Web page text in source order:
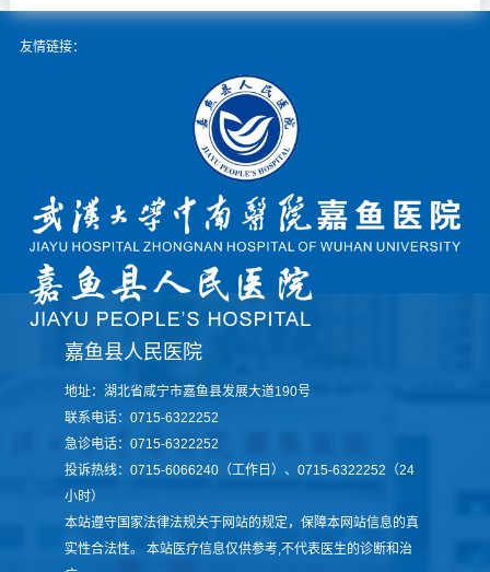
友情链接：
嘉鱼县人民医院
地址：湖北省咸宁市嘉鱼县发展大道190号
联系电话：0715-6322252
急诊电话：0715-6322252
投诉热线：0715-6066240（工作日）、0715-6322252（24
小时）
本站遵守国家法律法规关于网站的规定，保障本网站信息的真
实性合法性。 本站医疗信息仅供参考,不代表医生的诊断和治